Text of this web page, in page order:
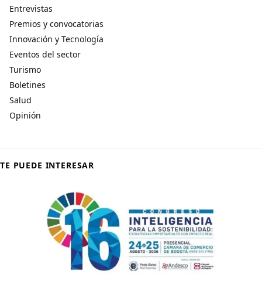
Entrevistas
Premios y convocatorias
Innovación y Tecnología
Eventos del sector
Turismo
Boletines
Salud
Opinión
TE PUEDE INTERESAR